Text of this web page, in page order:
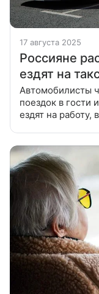
17 августа 2025
Россияне
ездят на
Автомобилисты
поездок в гости
ездят на работу,